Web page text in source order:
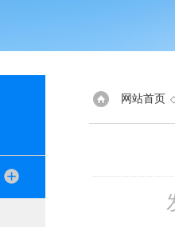
网站首页